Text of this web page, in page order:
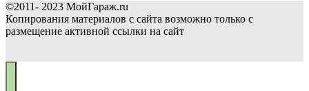
©2011- 2023 МойГараж.ru
Копирования материалов с сайта возможно только с
размещение активной ссылки на сайт